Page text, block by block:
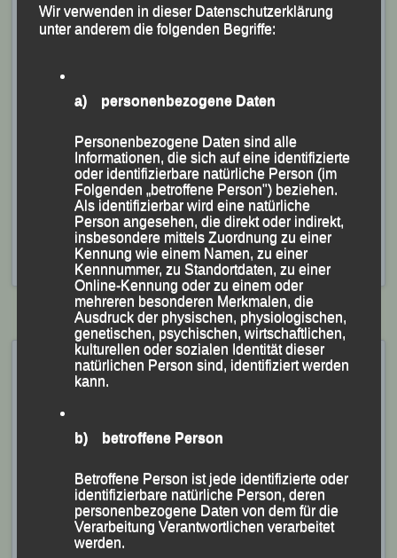
Mit seiner Endzeit von 1:23:56 Stunden erkämpfte er
sich den Sieg im Gesamtklassement vor Jakob
Helmut Knuff (SVG Ruhstorf) und gewann zudem auch
seine AK M 40.
VeröffentlichtinAktuelles,Archiv 2026 |Markiert mit
Breitenberg,Breitenberg bewegt Dich,Christina Wimmer
Franz Keifenheim,Fürth,Herzogstadtlauf,Ida Kirchberger
Jonathan Schubert,Lindetwaldlauf,Lukas Lichtenauer
Michael Kirchberger,parkassen Metropolmarathon,Paul
Schmalzbauer,Straubing,Suben,Theo Schmalzbauer
Tobias Schreindl
39. Int. Gäuboden-Volksfest-
Lauf – Straubing, 15.08.2024
Veröffentlicht am
Erfolgreiches LG-Duo
-Markus Siegerstetter und Sascha Jäger beim „39.
Gäuboden-Volksfest-Lauf“ in Straubing-
Wir verwenden in dieser Datenschutzerklärung
unter anderem die folgenden Begriffe:
a) personenbezogene Daten
Personenbezogene Daten sind alle
Informationen, die sich auf eine identifizierte
oder identifizierbare natürliche Person (im
Folgenden „betroffene Person") beziehen.
Als identifizierbar wird eine natürliche
Person angesehen, die direkt oder indirekt,
insbesondere mittels Zuordnung zu einer
Kennung wie einem Namen, zu einer
Kennnummer, zu Standortdaten, zu einer
Online-Kennung oder zu einem oder
mehreren besonderen Merkmalen, die
Ausdruck der physischen, physiologischen,
genetischen, psychischen, wirtschaftlichen,
kulturellen oder sozialen Identität dieser
natürlichen Person sind, identifiziert werden
kann.
b) betroffene Person
Betroffene Person ist jede identifizierte oder
identifizierbare natürliche Person, deren
personenbezogene Daten von dem für die
Verarbeitung Verantwortlichen verarbeitet
werden.